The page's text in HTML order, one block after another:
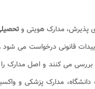
پذیرش، مدارک هویتی و
قانونی درخواست می شود
بررسی می کنند و اصل مدارک
دانشگاه، مدارک پزشکی و